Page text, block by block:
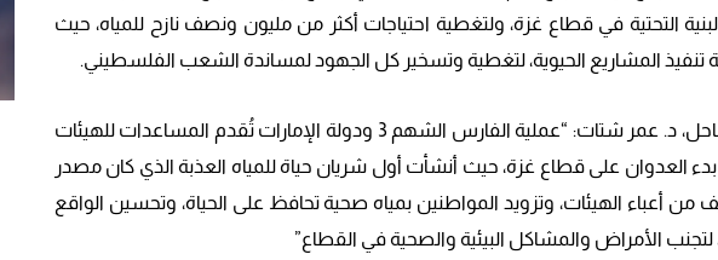
التحتية في قطاع غزة، ولتغطية احتياجات أكثر من مليون ونصف نازح للمياه، حيث
وقال مدير عام مصلحة مياه بلديات الساحل، د. عمر شتات: “عملية الفارس الشهم 3 ودولة الإمارات تُقدم المساعدات للهيئات
العدوان على قطاع غزة، حيث أنشأت أول شريان حياة للمياه العذبة الذي كان مصدر
من أعباء الهيئات، وتزويد المواطنين بمياه صحية تحافظ على الحياة، وتحسين الواقع
الأمراض والمشاكل البيئية والصحية في القطاع”